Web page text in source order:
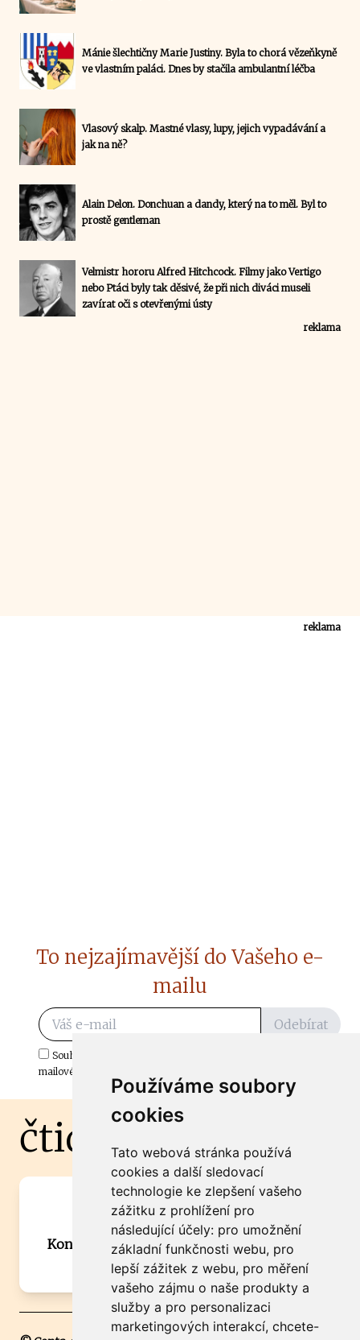
Používáme soubory
cookies
Tato webová stránka používá
cookies a další sledovací
technologie ke zlepšení vašeho
zážitku z prohlížení pro
následující účely: pro umožnění
základní funkčnosti webu, pro
lepší zážitek z webu, pro měření
vašeho zájmu o naše produkty a
služby a pro personalizaci
marketingových interakcí, chcete-
Mánie šlechtičny Marie Justiny. Byla to chorá vězeňkyně
ve vlastním paláci. Dnes by stačila ambulantní léčba
Vlasový skalp. Mastné vlasy, lupy, jejich vypadávání a
jak na ně?
Alain Delon. Donchuan a dandy, který na to měl. Byl to
prostě gentleman
Velmistr hororu Alfred Hitchcock. Filmy jako Vertigo
nebo Ptáci byly tak děsivé, že při nich diváci museli
zavírat oči s otevřenými ústy
reklama
reklama
To nejzajímavější do Vašeho e-
mailu
Odebírat
Souhlasím s odběrem důležitých zpráv ze ČtiDoma.cz do mé e-
mailové schránky.
čtidoma.cz
Máte zajímavou informaci? Chcete
spolupracovat?
Kontaktujte šéfredaktora Martina Chalupu:
chalupa@ctidoma.cz